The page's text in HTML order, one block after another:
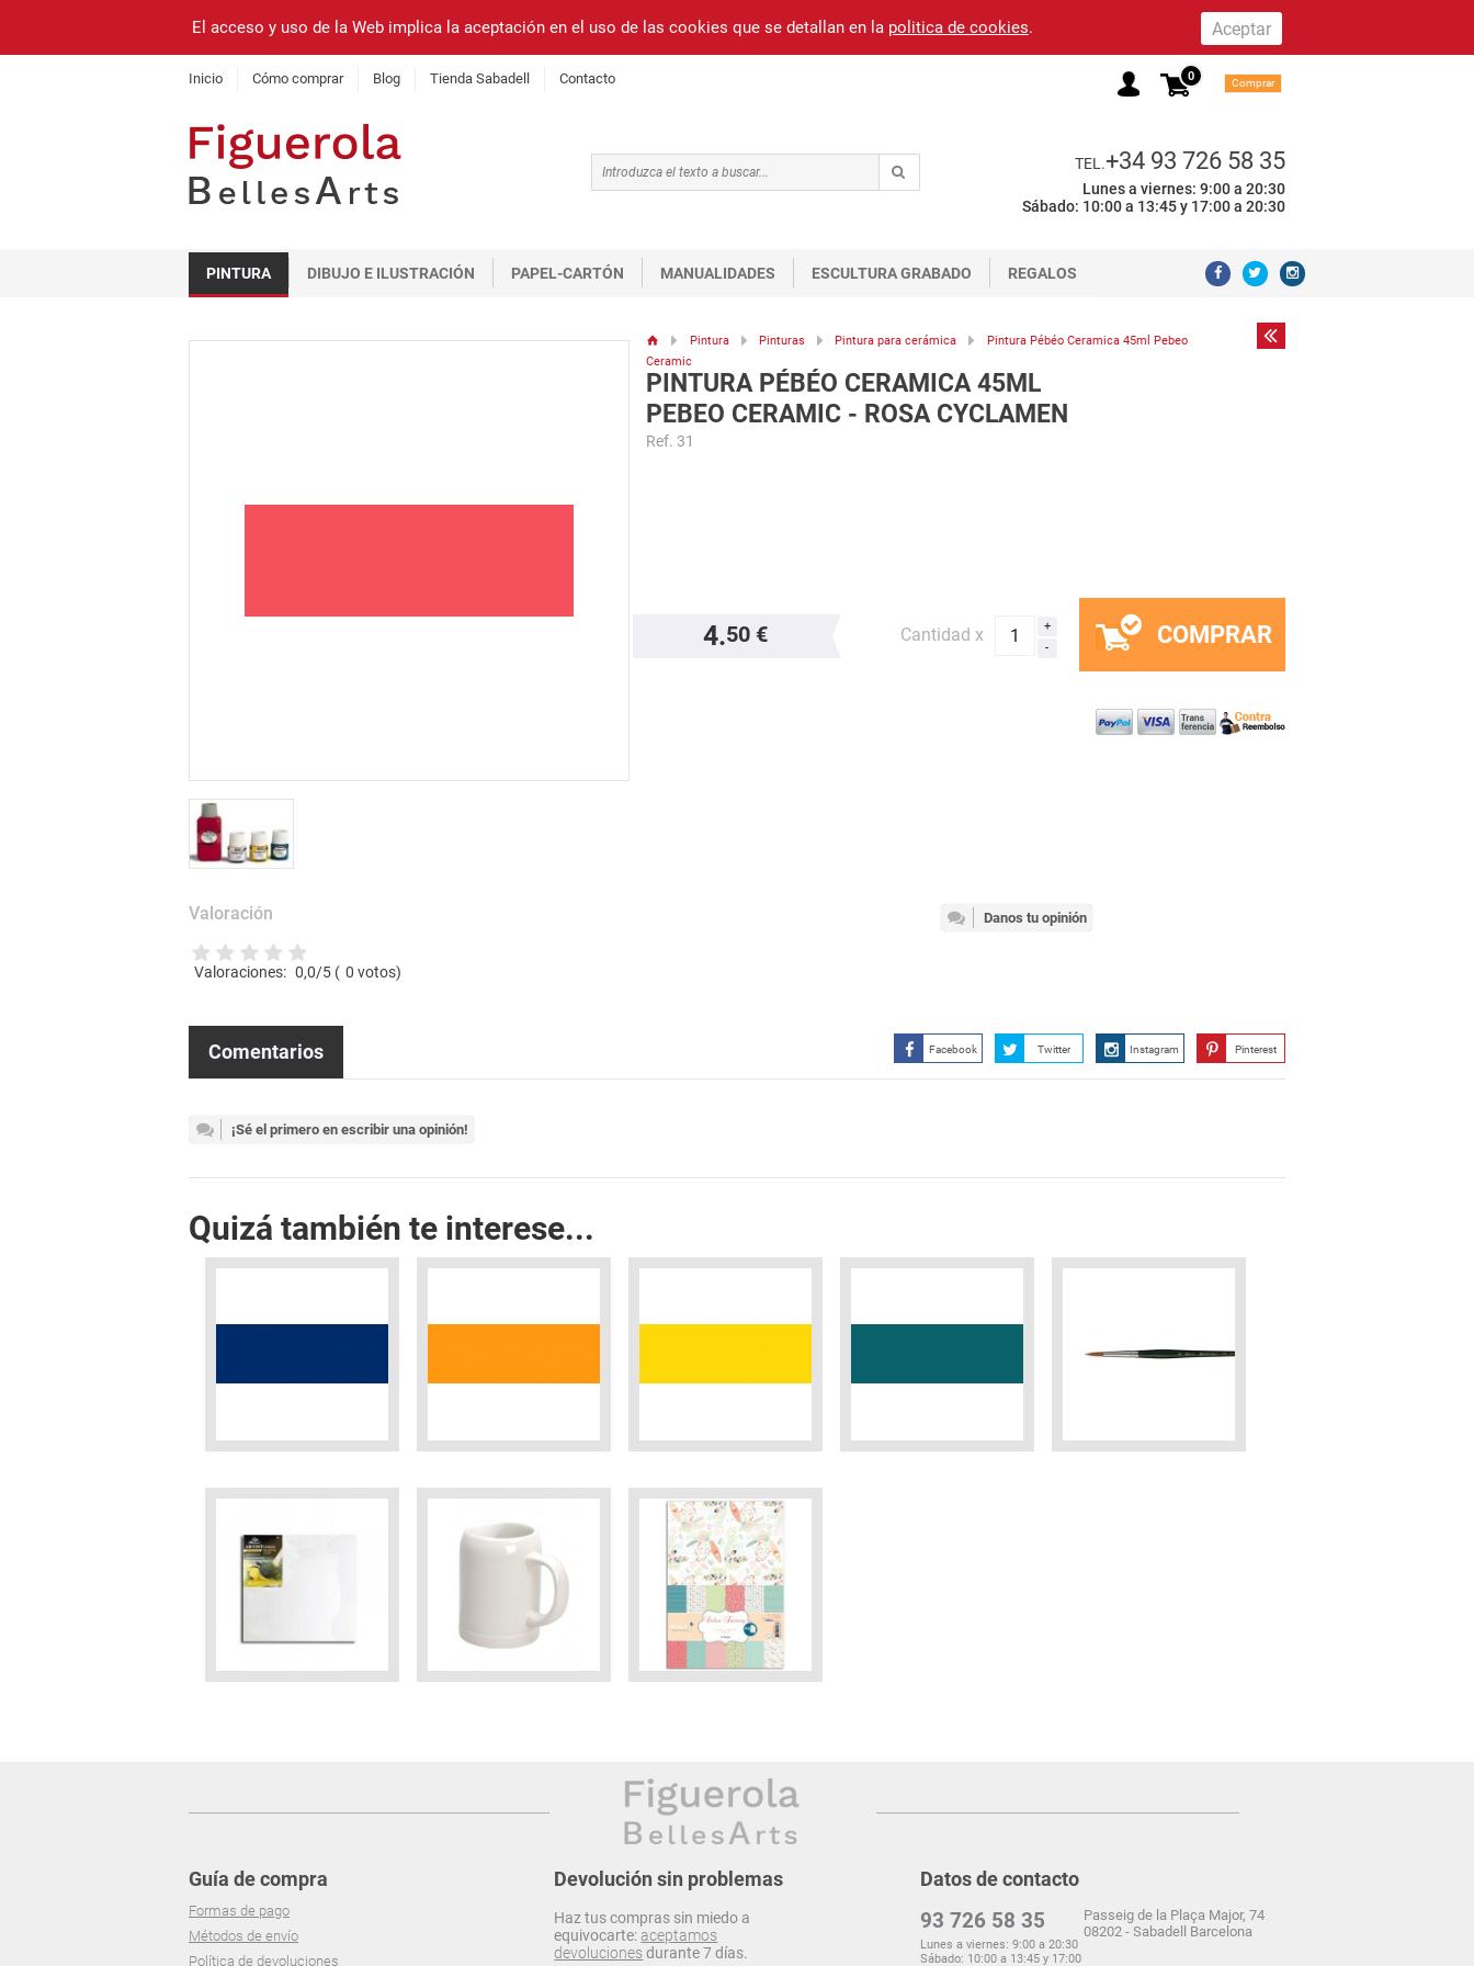
El acceso y uso de la Web implica la aceptación en el uso de las cookies que se detallan en la politica de cookies.
Inicio Cómo comprar Blog Tienda Sabadell Contacto 0 Comprar
TEL.+34 93 726 58 35
Lunes a viernes: 9:00 a 20:30
Sábado: 10:00 a 13:45 y 17:00 a 20:30
PINTURA DIBUJO E ILUSTRACIÓN PAPEL-CARTÓN MANUALIDADES ESCULTURA GRABADO REGALOS
Pintura Pinturas Pintura para cerámica
Pintura Pébéo Ceramica 45ml Pebeo
Ceramic
PINTURA PÉBÉO CERAMICA 45ML
PEBEO CERAMIC - ROSA CYCLAMEN
Ref. 31
4.50 € Cantidad x COMPRAR
Danos tu opinión
Valoración
Valoraciones: 0,0/5 ( 0 votos)
Facebook Twitter Instagram Pinterest
Comentarios
¡Sé el primero en escribir una opinión!
Quizá también te interese...
Guía de compra
Formas de pago
Métodos de envío
Política de devoluciones
Devolución sin problemas
Haz tus compras sin miedo a
equivocarte:aceptamos
devolucionesdurante 7 días.
Datos de contacto
93 726 58 35
Lunes a viernes: 9:00 a 20:30
Sábado: 10:00 a 13:45 y 17:00
Passeig de la Plaça Major, 74
08202 - Sabadell Barcelona